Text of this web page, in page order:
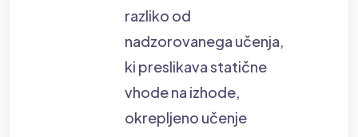
razliko od
nadzorovanega učenja,
ki preslikava statične
vhode na izhode,
okrepljeno učenje